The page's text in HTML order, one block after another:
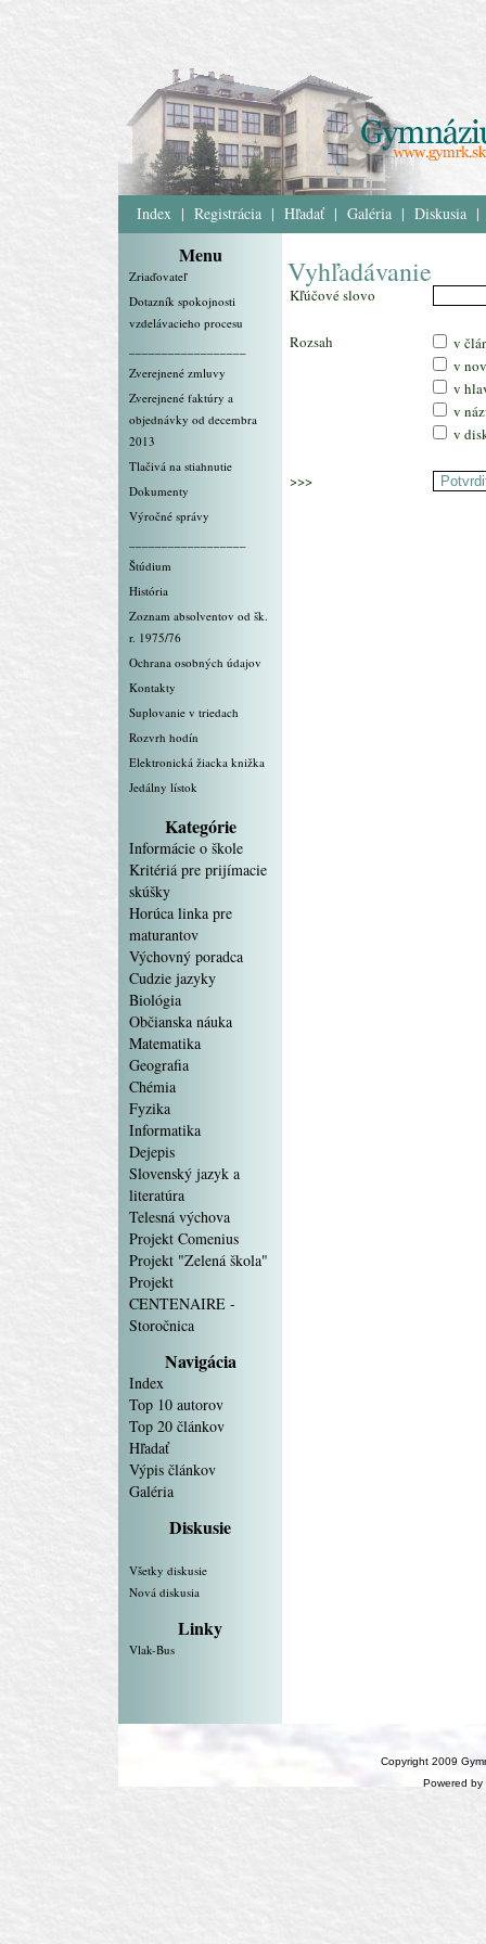
Index | Registrácia | Hľadať | Galéria | Diskusia |
Menu
Zriaďovateľ
Dotazník spokojnosti
vzdelávacieho procesu
Zverejnené zmluvy
Zverejnené faktúry a
objednávky od decembra
2013
Tlačivá na stiahnutie
Dokumenty
Výročné správy
Štúdium
História
Zoznam absolventov od šk.
r. 1975/76
Ochrana osobných údajov
Kontakty
Suplovanie v triedach
Rozvrh hodín
Elektronická žiacka knižka
Jedálny lístok
Kategórie
Informácie o škole
Kritériá pre prijímacie
skúšky
Horúca linka pre
maturantov
Výchovný poradca
Cudzie jazyky
Biológia
Občianska náuka
Matematika
Geografia
Chémia
Fyzika
Informatika
Dejepis
Slovenský jazyk a
literatúra
Telesná výchova
Projekt Comenius
Projekt "Zelená škola"
Projekt
CENTENAIRE -
Storočnica
Navigácia
Index
Top 10 autorov
Top 20 článkov
Hľadať
Výpis článkov
Galéria
Diskusie
Všetky diskusie
Nová diskusia
Linky
Vlak-Bus
Vyhľadávanie
Kľúčové slovo
Rozsah
v
v
v
v
v
>>>
Copyright 2009
Powered by